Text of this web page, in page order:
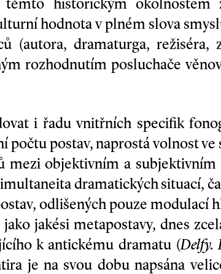
historickým okolnostem
hodnota v plném slova
(autora, dramaturga, režiséra,
rozhodnutím posluchače
i řadu vnitřních specifik
počtu postav, naprostá volnost
mezi objektivním a subjektivním
dramatických situací,
odlišených pouze modulací
jakési metapostavy, dnes
k antickému dramatu (Delfy.
je na svou dobu napsána